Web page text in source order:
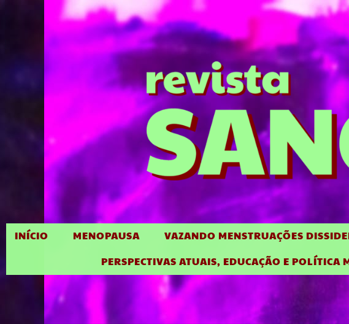
INÍCIO MENOPAUSA VAZANDO MENSTRUAÇÕES
PERSPECTIVAS ATUAIS, EDUCAÇÃO E POLÍTICA